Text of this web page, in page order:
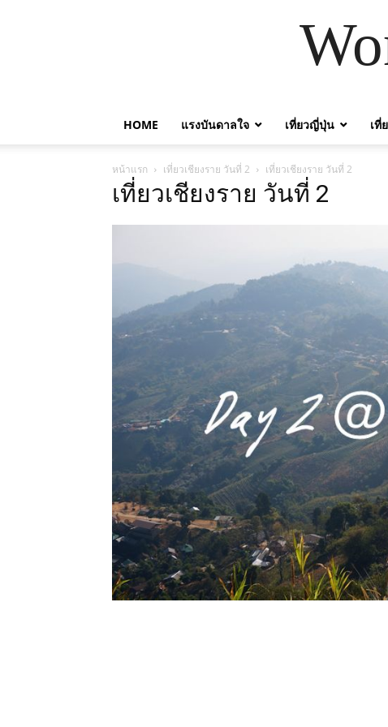
HOME แรงบันดาลใจ เที่ยวญี่ปุ่น เที่
หน้าแรก เที่ยวเชียงราย วันที่ 2 เที่ยวเชียงราย วันที่ 2
เที่ยวเชียงราย วันที่ 2